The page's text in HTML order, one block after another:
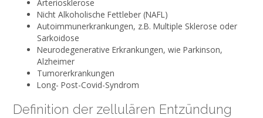
Arteriosklerose
Nicht Alkoholische Fettleber (NAFL)
Autoimmunerkrankungen, z.B. Multiple Sklerose oder
Sarkoidose
Neurodegenerative Erkrankungen, wie Parkinson,
Alzheimer
Tumorerkrankungen
Long- Post-Covid-Syndrom
Definition der zellulären Entzündung